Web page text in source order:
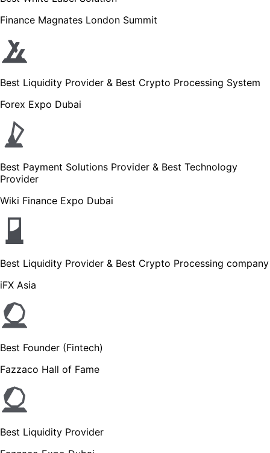
Finance Magnates London Summit
Best Liquidity Provider & Best Crypto Processing System
Forex Expo Dubai
Best Payment Solutions Provider & Best Technology
Provider
Wiki Finance Expo Dubai
Best Liquidity Provider & Best Crypto Processing company
iFX Asia
Best Founder (Fintech)
Fazzaco Hall of Fame
Best Liquidity Provider